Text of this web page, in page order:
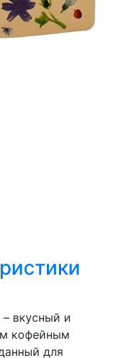
вкусный и
кофейным
для